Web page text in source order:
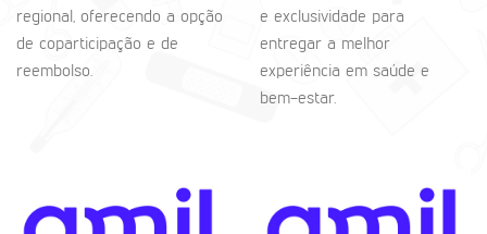
regional, oferecendo a opção
de coparticipação e de
reembolso.
e exclusividade para
entregar a melhor
experiência em saúde e
bem-estar.